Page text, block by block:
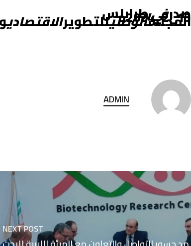
صدرفيطرابلس 15_2_2024م
المجلسالوطنيللتطويرالاقتصادي
ADMIN
NEXT POST